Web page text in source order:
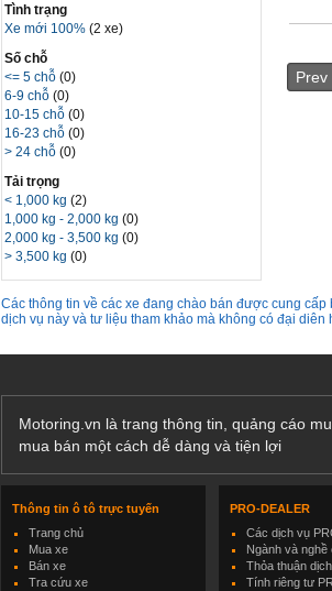
Tình trạng
Xe mới 100% (2 xe)
Số chỗ
<= 5 chỗ(0)
6-9 chỗ(0)
10-15 chỗ(0)
16-23 chỗ(0)
> 24 chỗ(0)
Tải trọng
< 1,000 kg(2)
1,000 kg - 2,000 kg(0)
2,000 kg - 3,500 kg(0)
> 3,500 kg(0)
Prev
Các thông tin về các xe đang chào bán được cung
dịch vụ này và tư liệu tham khảo mà không có đại
Motoring.vn là trang thông tin, quảng cáo
mua bán một cách dễ dàng và tiện lợi
Thông tin ô tô trực tuyến
Trang chủ
Mua xe
Bán xe
Tra cứu xe
PRO-DEALER
Các dịch vụ
Ngành và nghề
Thỏa thuận
Tính riêng tư